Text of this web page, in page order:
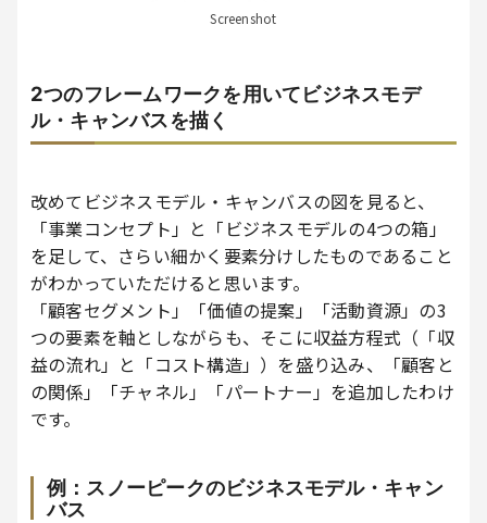
Screenshot
2つのフレームワークを用いてビジネスモデ
ル・キャンバスを描く
改めてビジネスモデル・キャンバスの図を見ると、
「事業コンセプト」と「ビジネスモデルの4つの箱」
を足して、さらい細かく要素分けしたものであること
がわかっていただけると思います。
「顧客セグメント」「価値の提案」「活動資源」の3
つの要素を軸としながらも、そこに収益方程式（「収
益の流れ」と「コスト構造」）を盛り込み、「顧客と
の関係」「チャネル」「パートナー」を追加したわけ
です。
例：スノーピークのビジネスモデル・キャン
バス